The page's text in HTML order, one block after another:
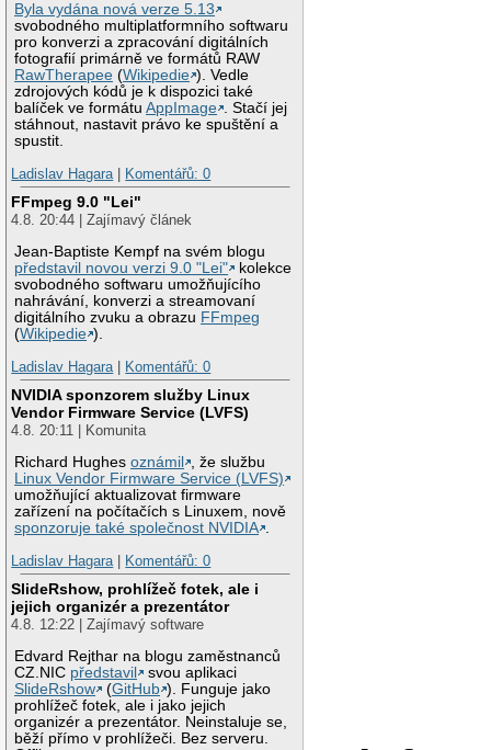
Byla vydána nová verze 5.13
svobodného multiplatformního softwaru
pro konverzi a zpracování digitálních
fotografií primárně ve formátů RAW
RawTherapee (Wikipedie ). Vedle
zdrojových kódů je k dispozici také
balíček ve formátuAppImage . Stačí jej
stáhnout, nastavit právo ke spuštění a
spustit.
Ladislav Hagara
Komentářů: 0
FFmpeg 9.0 "Lei"
4.8. 20:44 | Zajímavý článek
Jean-Baptiste Kempf na svém blogu
představil novou verzi 9.0 "Lei"
kolekce
svobodného softwaru umožňujícího
nahrávání, konverzi a streamovaní
digitálního zvuku a obrazu FFmpeg
(Wikipedie ).
Ladislav Hagara
Komentářů: 0
NVIDIA sponzorem služby Linux
Vendor Firmware Service (LVFS)
4.8. 20:11 | Komunita
Richard Hughesoznámil
, že službu
Linux Vendor Firmware Service (LVFS)
umožňující aktualizovat firmware
zařízení na počítačích s Linuxem, nově
sponzoruje také společnost NVIDIA .
Ladislav Hagara | Komentářů: 0
SlideRshow, prohlížeč fotek, ale i
jejich organizér a prezentátor
4.8. 12:22 | Zajímavý software
Edvard Rejthar na blogu zaměstnanců
CZ.NIC představil
svou aplikaci
SlideRshow
(GitHub ). Funguje jako
prohlížeč fotek, ale i jako jejich
organizér a prezentátor. Neinstaluje se,
běží přímo v prohlížeči. Bez serveru.